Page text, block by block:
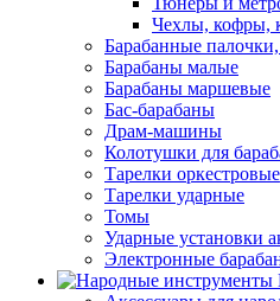
Чехлы, кофры,
Барабанные
Барабаны малые
Барабаны маршевые
Бас-барабаны
Драм-машины
Колотушки для
Тарелки оркестровые
Тарелки ударные
Томы
Ударные установки
Электронные